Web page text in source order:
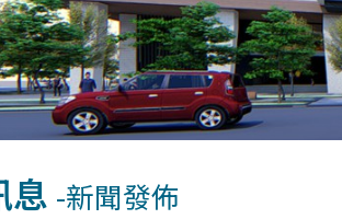
息 -新聞發佈